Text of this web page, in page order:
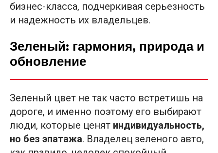
бизнес-класса, подчеркивая серьезность
и надежность их владельцев.
Зеленый: гармония, природа и
обновление
Зеленый цвет не так часто встретишь на
дороге, и именно поэтому его выбирают
люди, которые ценят индивидуальность,
но без эпатажа. Владелец зеленого авто,